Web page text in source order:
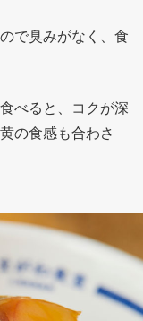
で臭みがなく、食
べると、コクが深
の食感も合わさ